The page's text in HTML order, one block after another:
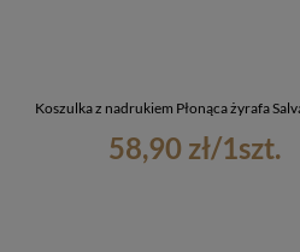
Koszulka z nadrukiem Płonąca żyrafa
58,90 zł/1szt.